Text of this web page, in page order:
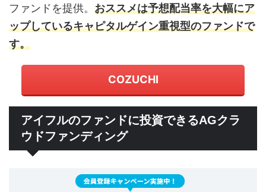
ファンドを提供。 おススメは予想配当率を大幅にア
ップしているキャピタルゲイン重視型のファンドで
す。
COZUCHI
アイフルのファンドに投資できるAGクラ
ウドファンディング